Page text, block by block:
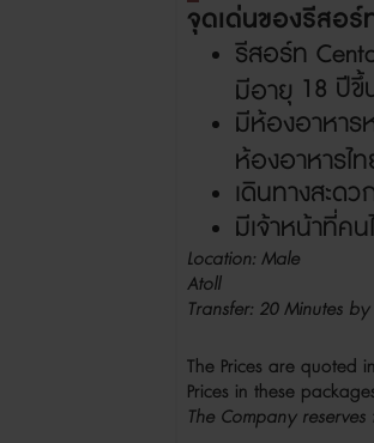
จุดเด่นของรีสอร์
รีสอร์ท
มีอายุ 18 ปีขึ้
มีห้องอาหา
ห้องอาหารไ
เดินทางสะด
มีเจ้าหน้าที่ค
Location: Male
Atoll
Transfer: 20 Minutes
The Prices are quoted
Prices in these
The Company